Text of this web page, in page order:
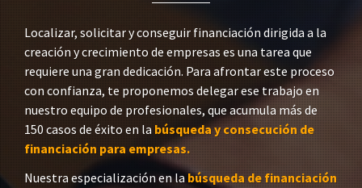
Localizar, solicitar y conseguir financiación dirigida a la
creación y crecimiento de empresas es una tarea que
requiere una gran dedicación. Para afrontar este proceso
con confianza, te proponemos delegar ese trabajo en
nuestro equipo de profesionales, que acumula más de
150 casos de éxito en la búsqueda y consecución de
financiación para empresas.
Nuestra especialización en la búsqueda de financiación